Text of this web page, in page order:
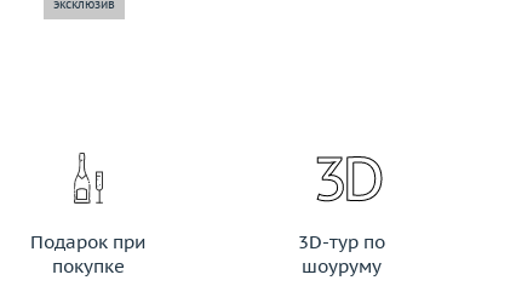
эксклюзив
Подарок при
покупке
3D-тур по
шоуруму